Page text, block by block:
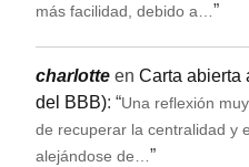
más facilidad, debido a…”
charlotte en Carta abierta
del BBB): “Una reflexión
de recuperar la centralidad y
alejándose de…”